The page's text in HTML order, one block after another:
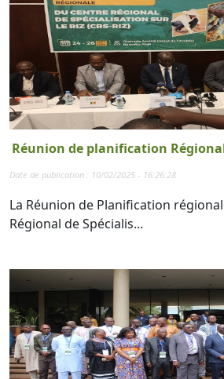
Réunion de planification
Date de publication : 10/02/2025 - 16:26:28
La Réunion de Planification
Régional de Spécialis...